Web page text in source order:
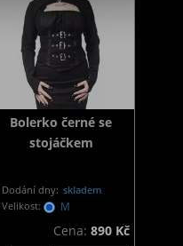
Bolerko černé se
stojáčkem
Dodání dny: skladem
Velikost:
M
Cena: 890 Kč